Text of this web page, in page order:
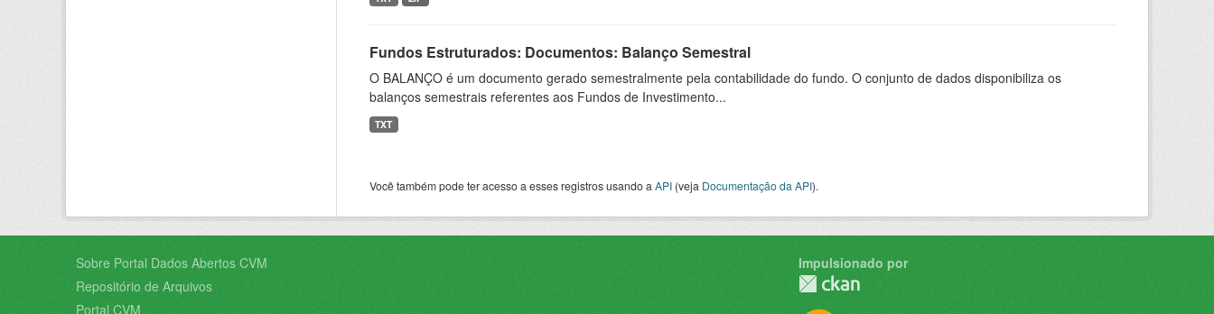
Fundos Estruturados: Documentos: Balanço Semestral
O BALANÇO é um documento gerado semestralmente pela contabilidade do fundo. O conjunto de dados disponibiliza os
balanços semestrais referentes aos Fundos de Investimento...
TXT
Você também pode ter acesso a esses registros usando a API(veja Documentação da API).
Sobre Portal Dados Abertos CVM
Repositório de Arquivos
Portal CVM
Impulsionado por